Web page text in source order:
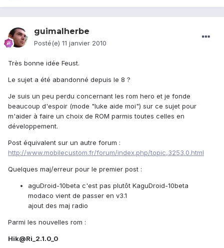
guimalherbe
Posté(e) 11 janvier 2010
Très bonne idée Feust.
Le sujet a été abandonné depuis le 8 ?
Je suis un peu perdu concernant les rom hero et je fonde
beaucoup d'espoir (mode "luke aide moi") sur ce sujet pour
m'aider à faire un choix de ROM parmis toutes celles en
développement.
Post équivalent sur un autre forum :
http://www.mobilecustom.fr/forum/index.php/topic,3253.0.html
Quelques maj/erreur pour le premier post :
aguDroid-10beta c'est pas plutôt KaguDroid-10beta
modaco vient de passer en v3.1
ajout des maj radio
Parmi les nouvelles rom :
Hik@Ri_2.1.0_0